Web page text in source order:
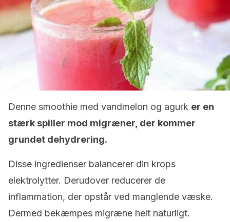
Denne smoothie med vandmelon og agurk er en
stærk spiller mod migræner, der kommer
grundet dehydrering.
Disse ingredienser balancerer din krops
elektrolytter. Derudover reducerer de
inflammation, der opstår ved manglende væske.
Dermed bekæmpes migræne helt naturligt.